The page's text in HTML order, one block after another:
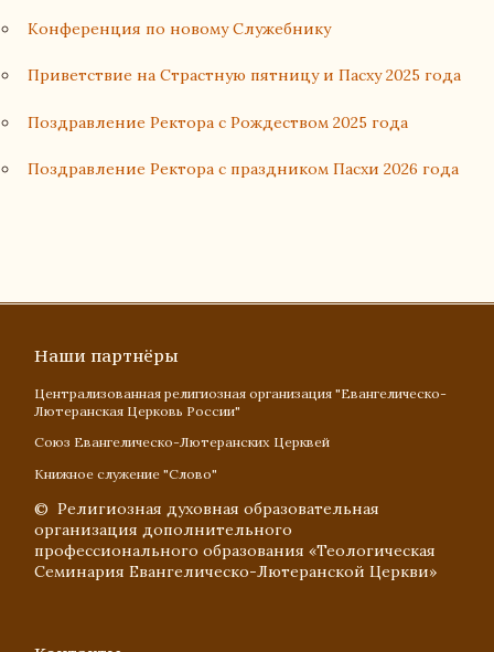
Конференция по новому Служебнику
Приветствие на Страстную пятницу и Пасху 2025 года
Поздравление Ректора с Рождеством 2025 года
Поздравление Ректора с праздником Пасхи 2026 года
Наши партнёры
Централизованная религиозная организация "Евангелическо-
Лютеранская Церковь России"
Союз Евангелическо-Лютеранских Церквей
Книжное служение "Слово"
© Религиозная духовная образовательная
организация дополнительного
профессионального образования «Теологическая
Семинария Евангелическо-Лютеранской Церкви»